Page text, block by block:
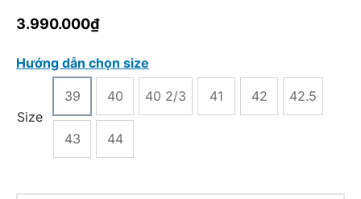
3.990.000₫
Hướng dẫn chọn size
Size
39 40 40 2/3 41 42 42.5
43 44